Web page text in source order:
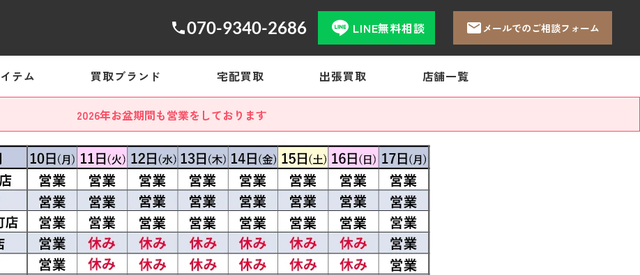
070-9340-2686 LINE無料相談 メールでのご相談フォーム
テム 買取ブランド 宅配買取 出張買取 店舗一覧
2026年お盆期間も営業をしております